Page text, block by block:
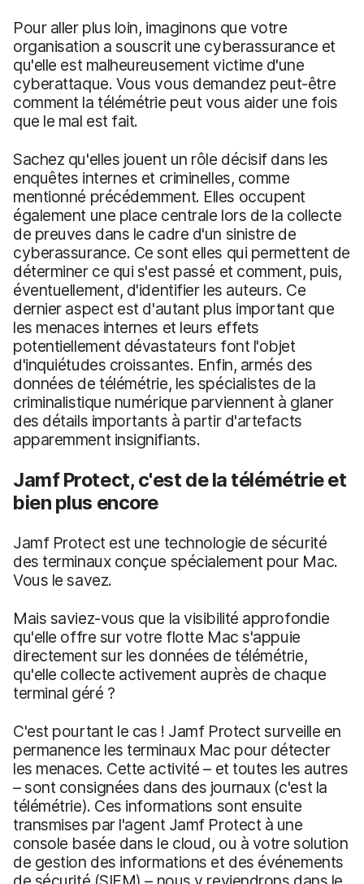
Pour aller plus loin, imaginons que votre
organisation a souscrit une cyberassurance et
qu'elle est malheureusement victime d'une
cyberattaque. Vous vous demandez peut-être
comment la télémétrie peut vous aider une fois
que le mal est fait.
Sachez qu'elles jouent un rôle décisif dans les
enquêtes internes et criminelles, comme
mentionné précédemment. Elles occupent
également une place centrale lors de la collecte
de preuves dans le cadre d'un sinistre de
cyberassurance. Ce sont elles qui permettent de
déterminer ce qui s'est passé et comment, puis,
éventuellement, d'identifier les auteurs. Ce
dernier aspect est d'autant plus important que
les menaces internes et leurs effets
potentiellement dévastateurs font l'objet
d'inquiétudes croissantes. Enfin, armés des
données de télémétrie, les spécialistes de la
criminalistique numérique parviennent à glaner
des détails importants à partir d'artefacts
apparemment insignifiants.
Jamf Protect, c'est de la télémétrie et
bien plus encore
Jamf Protect est une technologie de sécurité
des terminaux conçue spécialement pour Mac.
Vous le savez.
Mais saviez-vous que la visibilité approfondie
qu'elle offre sur votre flotte Mac s'appuie
directement sur les données de télémétrie,
qu'elle collecte activement auprès de chaque
terminal géré ?
C'est pourtant le cas ! Jamf Protect surveille en
permanence les terminaux Mac pour détecter
les menaces. Cette activité – et toutes les autres
– sont consignées dans des journaux (c'est la
télémétrie). Ces informations sont ensuite
transmises par l'agent Jamf Protect à une
console basée dans le cloud, ou à votre solution
de gestion des informations et des événements